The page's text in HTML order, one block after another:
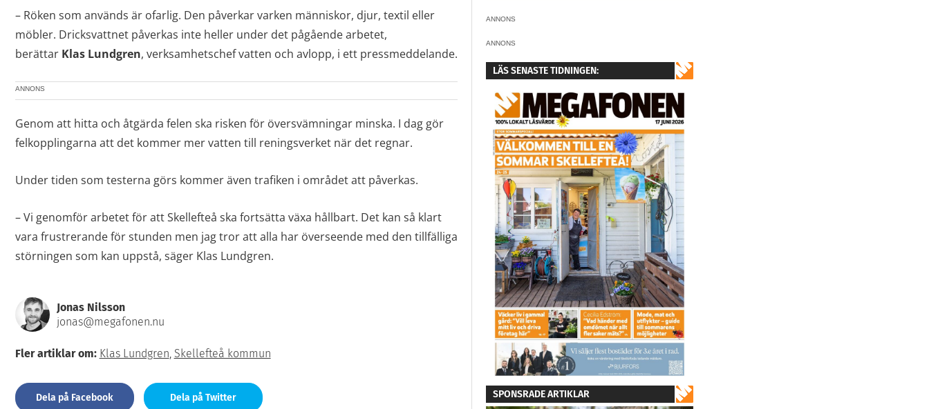
– Röken som används är ofarlig. Den påverkar varken människor, djur, textil eller
möbler. Dricksvattnet påverkas inte heller under det pågående arbetet,
berättar Klas Lundgren, verksamhetschef vatten och avlopp, i ett pressmeddelande.
ANNONS
Genom att hitta och åtgärda felen ska risken för översvämningar minska. I dag gör
felkopplingarna att det kommer mer vatten till reningsverket när det regnar.
Under tiden som testerna görs kommer även trafiken i området att påverkas.
– Vi genomför arbetet för att Skellefteå ska fortsätta växa hållbart. Det kan så klart
vara frustrerande för stunden men jag tror att alla har överseende med den tillfälliga
störningen som kan uppstå, säger Klas Lundgren.
Jonas Nilsson
jonas@megafonen.nu
Fler artiklar om: Klas Lundgren, Skellefteå kommun
Dela på Facebook Dela på Twitter
ANNONS
ANNONS
LÄS SENASTE TIDNINGEN:
SPONSRADE ARTIKLAR